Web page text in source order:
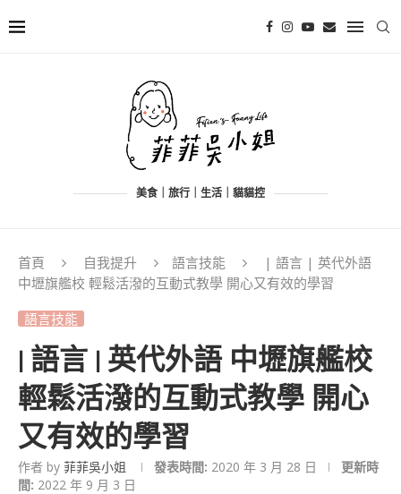
美食｜旅行｜生活｜貓貓控
首頁 自我提升 語言技能
| 語言 | 英代外語
中壢旗艦校 輕鬆活潑的互動式教學 開心又有效的學習
語言技能
| 語言 | 英代外語 中壢旗艦校
輕鬆活潑的互動式教學 開心
又有效的學習
作者 by 菲菲吳小姐 發表時間: 2020 年 3 月 28 日
更新時
間: 2022 年 9 月 3 日